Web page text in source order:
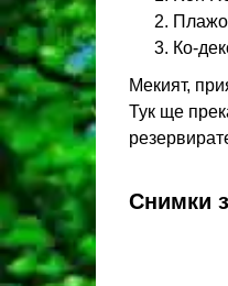
Ко-
Мекият,
Тук ще
Снимки